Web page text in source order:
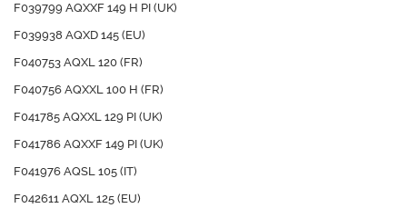
F039799 AQXXF 149 H PI (UK)
F039938 AQXD 145 (EU)
F040753 AQXL 120 (FR)
F040756 AQXXL 100 H (FR)
F041785 AQXXL 129 PI (UK)
F041786 AQXXF 149 PI (UK)
F041976 AQSL 105 (IT)
F042611 AQXL 125 (EU)